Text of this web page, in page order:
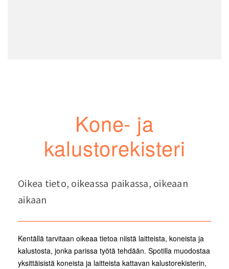
Kone- ja
kalustorekisteri
Oikea tieto, oikeassa paikassa, oikeaan
aikaan
Kentällä tarvitaan oikeaa tietoa niistä laitteista, koneista ja
kalustosta, jonka parissa työtä tehdään. Spotilla muodostaa
yksittäisistä koneista ja laitteista kattavan kalustorekisterin,